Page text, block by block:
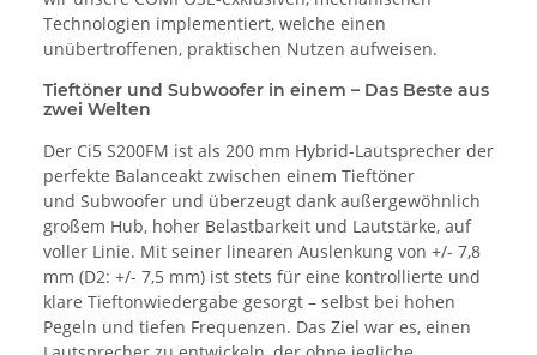
Technologien implementiert, welche einen
unübertroffenen, praktischen Nutzen aufweisen.
Tieftöner und Subwoofer in einem – Das Beste aus
zwei Welten
Der Ci5 S200FM ist als 200 mm Hybrid-Lautsprecher der
perfekte Balanceakt zwischen einem Tieftöner
und Subwoofer und überzeugt dank außergewöhnlich
großem Hub, hoher Belastbarkeit und Lautstärke, auf
voller Linie. Mit seiner linearen Auslenkung von +/- 7,8
mm (D2: +/- 7,5 mm) ist stets für eine kontrollierte und
klare Tieftonwiedergabe gesorgt – selbst bei hohen
Pegeln und tiefen Frequenzen. Das Ziel war es, einen